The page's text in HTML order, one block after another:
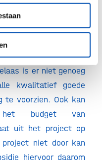
elkaar kost
vinden dat erg stevig
met een4 uit 10.
Eurostars vinden
is er niet genoeg
kwalitatief goede
te voorzien. Ook kan
budget van
uit het project op
niet door kan
hiervoor daarom